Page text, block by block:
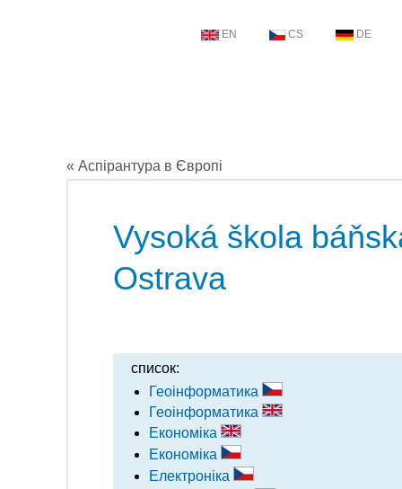
EN CS DE
« Аспірантура в Європі
Vysoká škola
Ostrava
список:
Геоінформатика
Геоінформатика
Економіка
Економіка
Електроніка